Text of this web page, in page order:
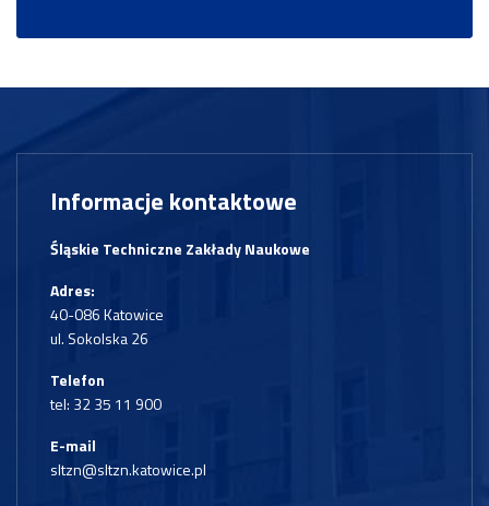
Informacje kontaktowe
Śląskie Techniczne Zakłady Naukowe
Adres:
40-086 Katowice
ul. Sokolska 26
Telefon
tel: 32 35 11 900
E-mail
sltzn@sltzn.katowice.pl